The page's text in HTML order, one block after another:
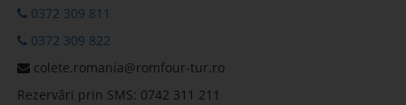
0372 309 811
0372 309 822
colete.romania@romfour-tur.ro
Rezervări prin SMS: 0742 311 211